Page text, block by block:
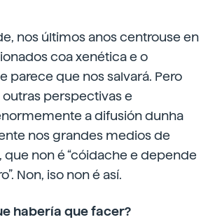
nos últimos anos centrouse en
coa xenética e o
parece que nos salvará. Pero
perspectivas e
a difusión dunha
nos grandes medios de
non é “cóidache e depende
Non, iso non é así.
habería que facer?